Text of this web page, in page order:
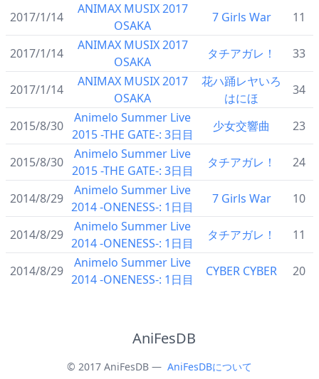
2017/1/14
ANIMAX MUSIX 2017
OSAKA
7 Girls War 11
2017/1/14
ANIMAX MUSIX 2017
OSAKA
タチアガレ！ 33
2017/1/14
ANIMAX MUSIX 2017
OSAKA
花ハ踊レヤいろ
はにほ
34
2015/8/30
Animelo Summer Live
2015 -THE GATE-: 3日目
少女交響曲 23
2015/8/30
Animelo Summer Live
2015 -THE GATE-: 3日目
タチアガレ！ 24
2014/8/29
Animelo Summer Live
2014 -ONENESS-: 1日目
7 Girls War 10
2014/8/29
Animelo Summer Live
2014 -ONENESS-: 1日目
タチアガレ！ 11
2014/8/29
Animelo Summer Live
2014 -ONENESS-: 1日目
CYBER CYBER 20
AniFesDB
© 2017 AniFesDB — AniFesDBについて